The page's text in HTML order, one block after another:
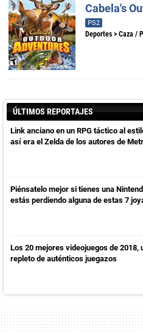
Cabela's
PS2
Deportes > Caza /
ÚLTIMOS REPORTAJES
Link anciano en un RPG táctico al
así era el Zelda de los autores de
Piénsatelo mejor si tienes una
estás perdiendo alguna de estas 7
Los 20 mejores videojuegos de 2018,
repleto de auténticos juegazos